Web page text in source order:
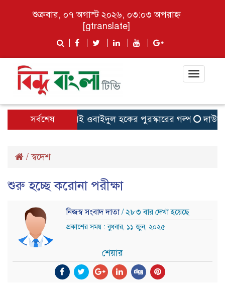
শুক্রবার, ০৭ অগাস্ট ২০২৬, ০৩:০৩ অপরাহ্ন
[gtranslate]
Toggle
সর্বশেষ
মেঘনা থানার এসআই ওবাইদুল হকের পুরস্কারের গল্প
/স্বদেশ
শুরু হচ্ছে করোনা পরীক্ষা
নিজস্ব সংবাদ দাতা/ ২৮৩ বার দেখা হয়েছে
প্রকাশের সময় : বুধবার, ১১ জুন, ২০২৫
শেয়ার